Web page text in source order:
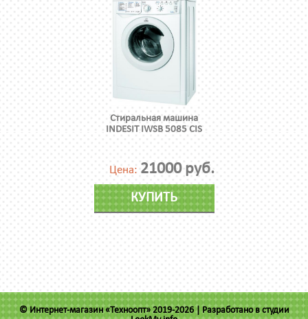
Стиральная машина
INDESIT IWSB 5085 CIS
Цена: 21000 руб.
КУПИТЬ
© Интернет-магазин «Техноопт» 2019-2026 |Разработано в студии